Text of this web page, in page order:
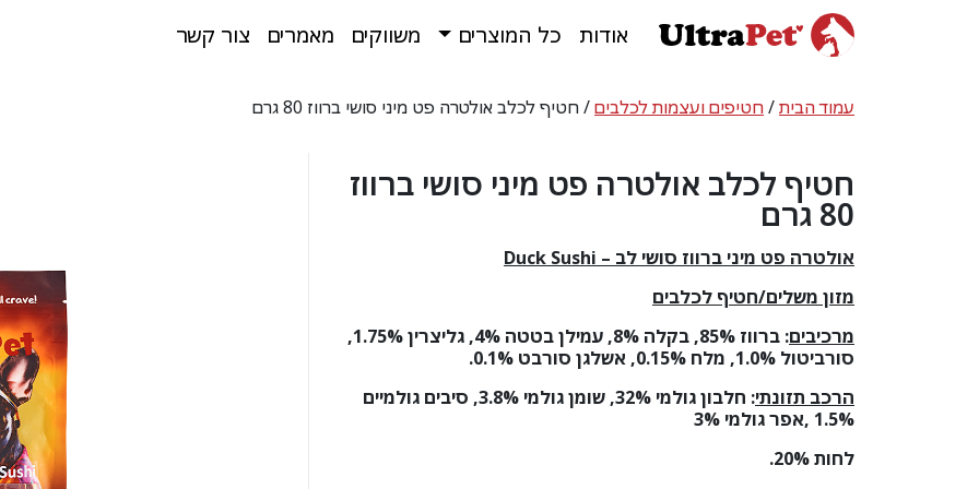
אודות כל המוצרים משווקים מאמרים צור קשר
עמוד הבית/חטיפים ועצמות לכלבים/ חטיף לכלב אולטרה פט מיני סושי ברווז 80 גרם
חטיף לכלב אולטרה פט מיני סושי ברווז
80 גרם
אולטרה פט מיני ברווז סושי לב – Duck Sushi
מזון משלים/חטיף לכלבים
מרכיבים
: ברווז 85%, בקלה 8%, עמילן בטטה 4%, גליצרין 1.75%,
סורביטול 1.0%, מלח 0.15%, אשלגן סורבט 0.1%.
הרכב תזונתי
: חלבון גולמי 32%, שומן גולמי 3.8%, סיבים גולמיים
1.5% ,אפר גולמי 3%
לחות 20%.